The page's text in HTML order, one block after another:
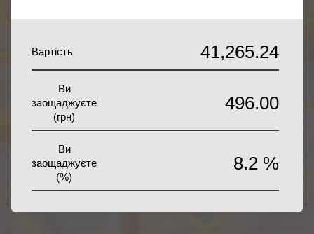
Вартість 41,265.24
Ви
заощаджуєте
(грн)
496.00
Ви
заощаджуєте
(%)
8.2 %